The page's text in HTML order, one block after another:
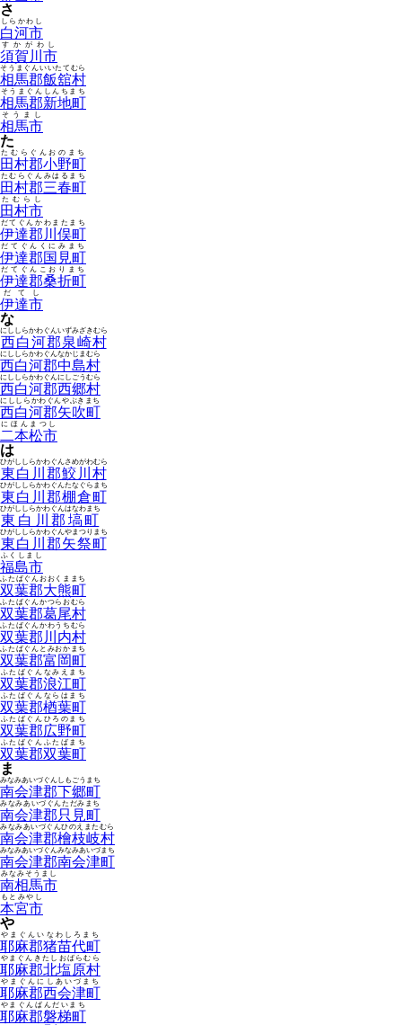
さ
白河市
しらかわし
須賀川市
すかがわし
相馬郡飯舘村
そうまぐんいいたてむら
相馬郡新地町
そうまぐんしんちまち
相馬市
そうまし
た
田村郡小野町
たむらぐんおのまち
田村郡三春町
たむらぐんみはるまち
田村市
たむらし
伊達郡川俣町
だてぐんかわまたまち
伊達郡国見町
だてぐんくにみまち
伊達郡桑折町
だてぐんこおりまち
伊達市
だてし
な
西白河郡泉崎村
にししらかわぐんいずみざきむら
西白河郡中島村
にししらかわぐんなかじまむら
西白河郡西郷村
にししらかわぐんにしごうむら
西白河郡矢吹町
にししらかわぐんやぶきまち
二本松市
にほんまつし
は
東白川郡鮫川村
ひがししらかわぐんさめがわむら
東白川郡棚倉町
ひがししらかわぐんたなぐらまち
東白川郡塙町
ひがししらかわぐんはなわまち
東白川郡矢祭町
ひがししらかわぐんやまつりまち
福島市
ふくしまし
双葉郡大熊町
ふたばぐんおおくままち
双葉郡葛尾村
ふたばぐんかつらおむら
双葉郡川内村
ふたばぐんかわうちむら
双葉郡富岡町
ふたばぐんとみおかまち
双葉郡浪江町
ふたばぐんなみえまち
双葉郡楢葉町
ふたばぐんならはまち
双葉郡広野町
ふたばぐんひろのまち
双葉郡双葉町
ふたばぐんふたばまち
ま
南会津郡下郷町
みなみあいづぐんしもごうまち
南会津郡只見町
みなみあいづぐんただみまち
南会津郡檜枝岐村
みなみあいづぐんひのえまたむら
南会津郡南会津町
みなみあいづぐんみなみあいづまち
南相馬市
みなみそうまし
本宮市
もとみやし
や
耶麻郡猪苗代町
やまぐんいなわしろまち
耶麻郡北塩原村
やまぐんきたしおばらむら
耶麻郡西会津町
やまぐんにしあいづまち
耶麻郡磐梯町
やまぐんばんだいまち